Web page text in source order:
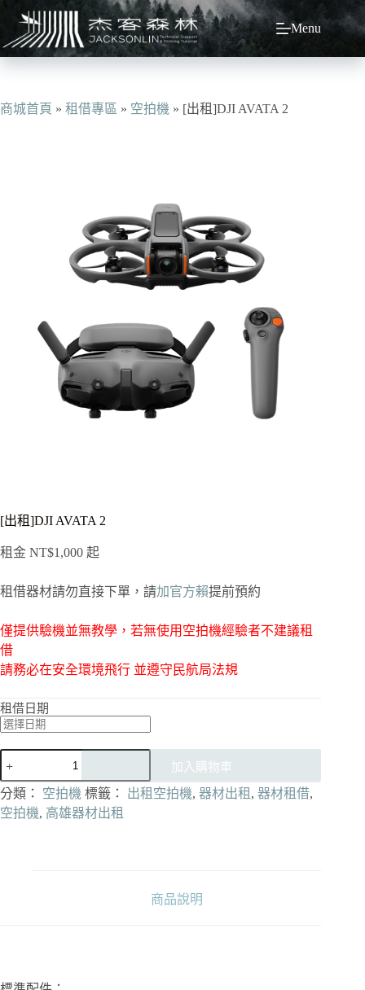
主
容
Menu
商城首頁 » 租借專區 » 空拍機 » [出租]DJI AVATA 2
[出租]DJI AVATA 2
租金 NT$1,000 起
租借器材請勿直接下單，請加官方賴提前預約
僅提供驗機並無教學，若無使用空拍機經驗者不建議租
借
請務必在安全環境飛行 並遵守民航局法規
租借日期
AVATA
2
數
加入購物車
分類： 空拍機 標籤： 出租空拍機, 器材出租 , 器材租借,
空拍機, 高雄器材出租
商品說明